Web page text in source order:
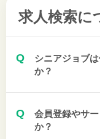
求人検索に
Q
シニアジョブ
か？
Q
会員登録やサ
か？